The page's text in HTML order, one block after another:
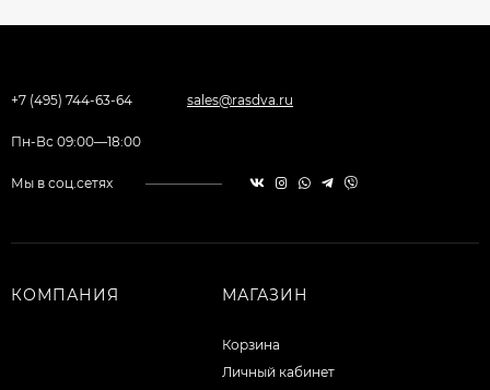
+7 (495) 744-63-64 sales@rasdva.ru
Пн-Вс 09:00—18:00
Мы в соц.сетях
КОМПАНИЯ МАГАЗИН
Корзина
Личный кабинет